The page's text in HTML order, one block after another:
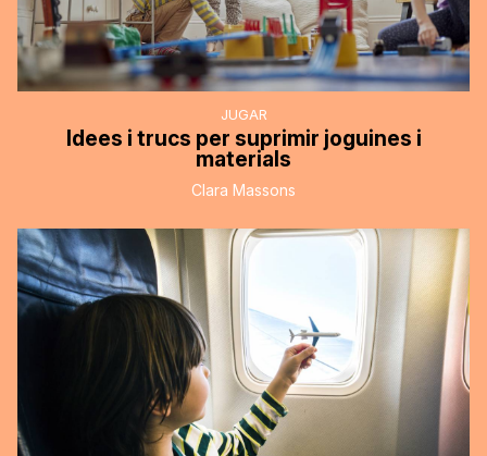
JUGAR
Idees i trucs per suprimir joguines i
materials
Clara Massons